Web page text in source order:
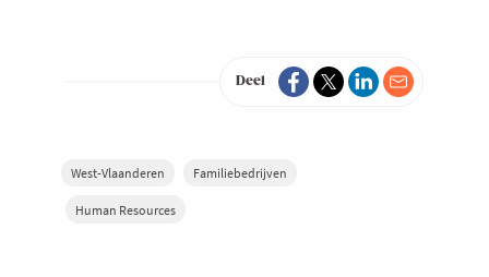
Deel
West-Vlaanderen Familiebedrijven
Human Resources